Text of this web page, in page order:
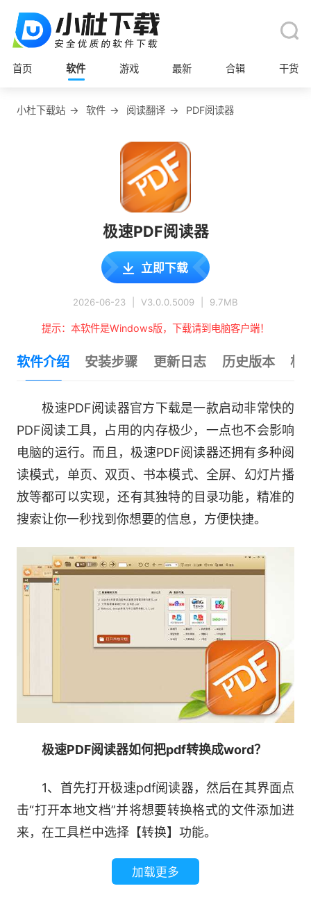
首页 软件 游戏 最新 合辑 干货
小杜下载站 → 软件 → 阅读翻译 → PDF阅读器
极速PDF阅读器
立即下载
2026-06-23 V3.0.0.5009 9.7MB
提示：本软件是Windows版，下载请到电脑客户端！
软件介绍 安装步骤 更新日志 历史版本 相
极速PDF阅读器官方下载是一款启动非常快的
PDF阅读工具，占用的内存极少，一点也不会影响
电脑的运行。而且，极速PDF阅读器还拥有多种阅
读模式，单页、双页、书本模式、全屏、幻灯片播
放等都可以实现，还有其独特的目录功能，精准的
搜索让你一秒找到你想要的信息，方便快捷。
极速PDF阅读器如何把pdf转换成word？
1、首先打开极速pdf阅读器，然后在其界面点
击“打开本地文档”并将想要转换格式的文件添加进
来，在工具栏中选择【转换】功能。
加载更多